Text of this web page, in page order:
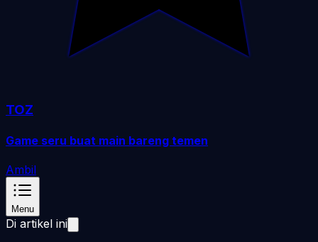
TOZ
Game seru buat main bareng temen
Ambil
Menu
Di artikel ini